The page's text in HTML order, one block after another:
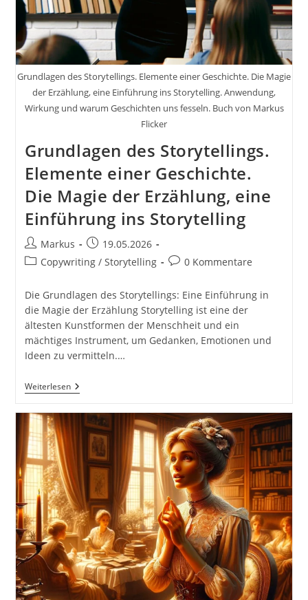
Grundlagen des Storytellings. Elemente einer Geschichte. Die Magie
der Erzählung, eine Einführung ins Storytelling. Anwendung,
Wirkung und warum Geschichten uns fesseln. Buch von Markus
Flicker
Grundlagen des Storytellings.
Elemente einer Geschichte.
Die Magie der Erzählung, eine
Einführung ins Storytelling
Beitrags-
Autor:
Markus
Beitrag
veröffentlicht:
19.05.2026
Beitrags-
Copywriting / Storytelling
Beitrags-
0 Kommentare
Die Grundlagen des Storytellings: Eine Einführung in
die Magie der Erzählung Storytelling ist eine der
ältesten Kunstformen der Menschheit und ein
mächtiges Instrument, um Gedanken, Emotionen und
Ideen zu vermitteln.…
WeiterlesenGrundlagen
Des
Elemente
Einer
Geschichte.
Die
Magie
Der
Erzählung,
Eine
Einführung
Ins
Storytelling